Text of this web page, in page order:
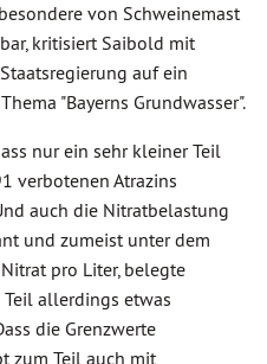
von Schweinemast
kritisiert Saibold mit
auf ein
"Bayerns Grundwasser".
nur ein sehr kleiner Teil
verbotenen Atrazins
auch die Nitratbelastung
und zumeist unter dem
pro Liter, belegte
allerdings etwas
die Grenzwerte
zum Teil auch mit